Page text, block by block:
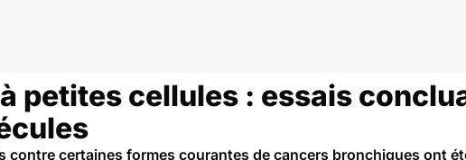
petites cellules : essais
certaines formes courantes de cancers bronchiques ont